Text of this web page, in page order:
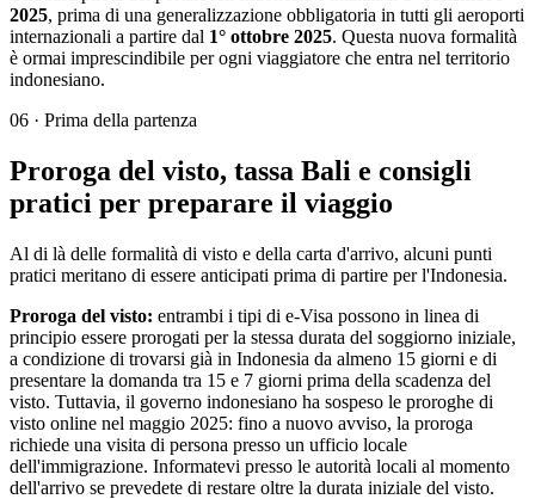
2025, prima di una generalizzazione obbligatoria in tutti gli aeroporti
internazionali a partire dal 1° ottobre 2025. Questa nuova formalità
è ormai imprescindibile per ogni viaggiatore che entra nel territorio
indonesiano.
06 · Prima della partenza
Proroga del visto, tassa Bali e consigli
pratici per preparare il viaggio
Al di là delle formalità di visto e della carta d'arrivo, alcuni punti
pratici meritano di essere anticipati prima di partire per l'Indonesia.
Proroga del visto: entrambi i tipi di e-Visa possono in linea di
principio essere prorogati per la stessa durata del soggiorno iniziale,
a condizione di trovarsi già in Indonesia da almeno 15 giorni e di
presentare la domanda tra 15 e 7 giorni prima della scadenza del
visto. Tuttavia, il governo indonesiano ha sospeso le proroghe di
visto online nel maggio 2025: fino a nuovo avviso, la proroga
richiede una visita di persona presso un ufficio locale
dell'immigrazione. Informatevi presso le autorità locali al momento
dell'arrivo se prevedete di restare oltre la durata iniziale del visto.